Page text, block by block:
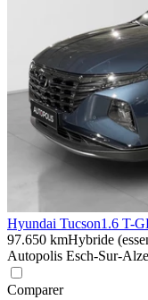
Hyundai Tucson1.6 T-
97.650 kmHybride
Autopolis Esch-Sur-
Comparer